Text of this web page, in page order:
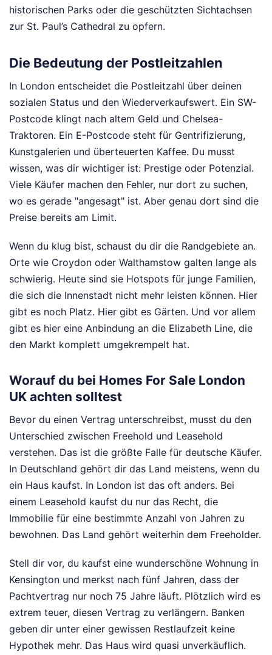
historischen Parks oder die geschützten Sichtachsen
zur St. Paul’s Cathedral zu opfern.
Die Bedeutung der Postleitzahlen
In London entscheidet die Postleitzahl über deinen
sozialen Status und den Wiederverkaufswert. Ein SW-
Postcode klingt nach altem Geld und Chelsea-
Traktoren. Ein E-Postcode steht für Gentrifizierung,
Kunstgalerien und überteuerten Kaffee. Du musst
wissen, was dir wichtiger ist: Prestige oder Potenzial.
Viele Käufer machen den Fehler, nur dort zu suchen,
wo es gerade "angesagt" ist. Aber genau dort sind die
Preise bereits am Limit.
Wenn du klug bist, schaust du dir die Randgebiete an.
Orte wie Croydon oder Walthamstow galten lange als
schwierig. Heute sind sie Hotspots für junge Familien,
die sich die Innenstadt nicht mehr leisten können. Hier
gibt es noch Platz. Hier gibt es Gärten. Und vor allem
gibt es hier eine Anbindung an die Elizabeth Line, die
den Markt komplett umgekrempelt hat.
Worauf du bei Homes For Sale London
UK achten solltest
Bevor du einen Vertrag unterschreibst, musst du den
Unterschied zwischen Freehold und Leasehold
verstehen. Das ist die größte Falle für deutsche Käufer.
In Deutschland gehört dir das Land meistens, wenn du
ein Haus kaufst. In London ist das oft anders. Bei
einem Leasehold kaufst du nur das Recht, die
Immobilie für eine bestimmte Anzahl von Jahren zu
bewohnen. Das Land gehört weiterhin dem Freeholder.
Stell dir vor, du kaufst eine wunderschöne Wohnung in
Kensington und merkst nach fünf Jahren, dass der
Pachtvertrag nur noch 75 Jahre läuft. Plötzlich wird es
extrem teuer, diesen Vertrag zu verlängern. Banken
geben dir unter einer gewissen Restlaufzeit keine
Hypothek mehr. Das Haus wird quasi unverkäuflich.